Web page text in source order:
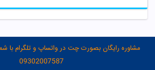
09302007587